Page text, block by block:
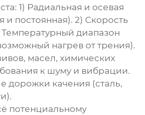
1) Радиальная и осевая
и постоянная). 2) Скорость
диапазон
нагрев от трения).
масел, химических
к шуму и вибрации.
дорожки качения (сталь,
потенциальному